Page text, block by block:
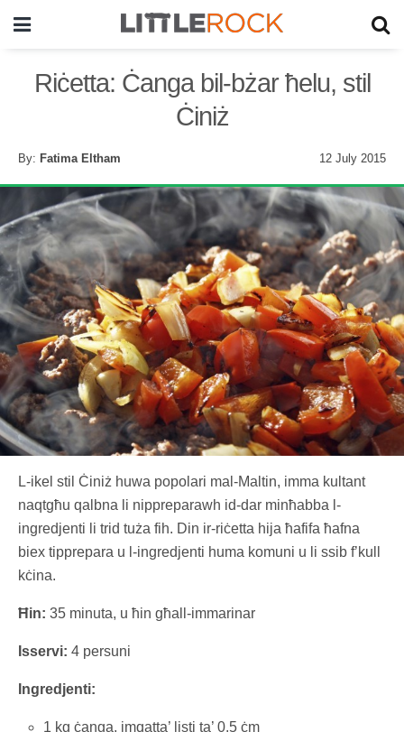
Riċetta: Ċanga bil-bżar ħelu, stil
Ċiniż
By: Fatima Eltham 12 July 2015
L-ikel stil Ċiniż huwa popolari mal-Maltin, imma kultant
naqtgħu qalbna li nippreparawh id-dar minħabba l-
ingredjenti li trid tuża fih. Din ir-riċetta hija ħafifa ħafna
biex tipprepara u l-ingredjenti huma komuni u li ssib f’kull
kċina.
Ħin: 35 minuta, u ħin għall-immarinar
Isservi: 4 persuni
Ingredjenti:
1 kg ċanga, imqatta’ listi ta’ 0.5 ċm